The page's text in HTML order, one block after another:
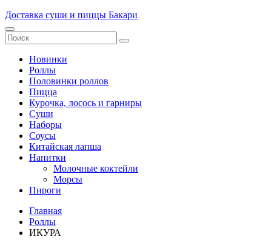
Доставка суши и пиццы Бакари
Новинки
Роллы
Половинки роллов
Пицца
Курочка, лосось и гарниры
Суши
Наборы
Соусы
Китайская лапша
Напитки
Молочные коктейли
Морсы
Пироги
Главная
Роллы
ИКУРА